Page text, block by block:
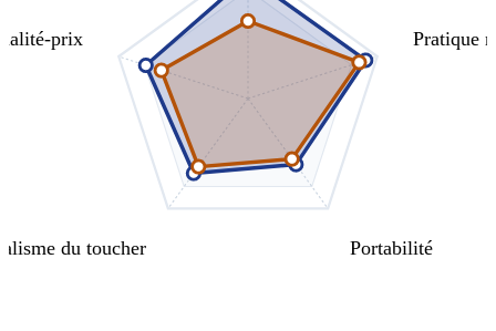
Pratique
Portabilité
du toucher
prix